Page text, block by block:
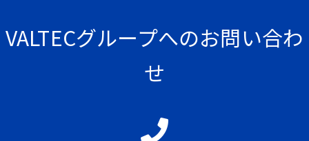
VALTECグループへのお問い合わ
せ